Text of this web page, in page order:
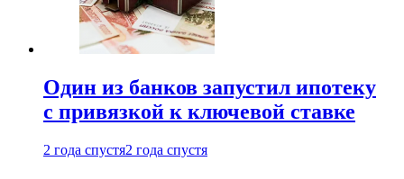
Один из банков запустил ипотеку
с привязкой к ключевой ставке
2 года спустя2 года спустя